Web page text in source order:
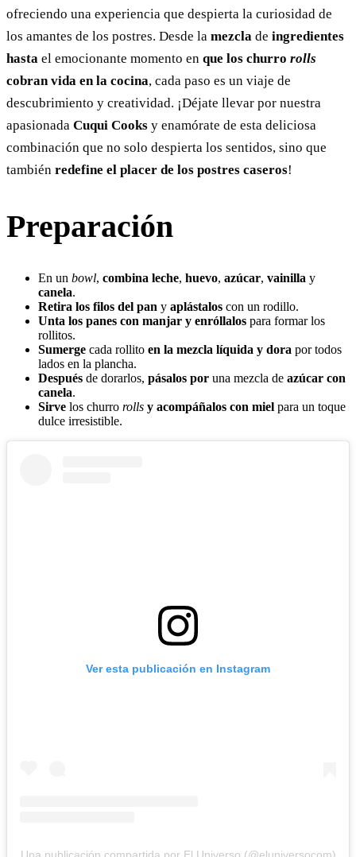
ofreciendo una experiencia que despierta la curiosidad de
los amantes de los postres. Desde la mezcla de ingredientes
hasta el emocionante momento en que los churro rolls
cobran vida en la cocina, cada paso es un viaje de
descubrimiento y creatividad. ¡Déjate llevar por nuestra
apasionada Cuqui Cooks y enamórate de esta deliciosa
combinación que no solo despierta los sentidos, sino que
también redefine el placer de los postres caseros!
Preparación
En un bowl, combina leche, huevo, azúcar, vainilla y
canela.
Retira los filos del pan y aplástalos con un rodillo.
Unta los panes con manjar y enróllalos para formar los
rollitos.
Sumerge cada rollito en la mezcla líquida y dora por todos
lados en la plancha.
Después de dorarlos, pásalos por una mezcla de azúcar con
canela.
Sirve los churro rolls y acompáñalos con miel para un toque
dulce irresistible.
Ver esta publicación en Instagram